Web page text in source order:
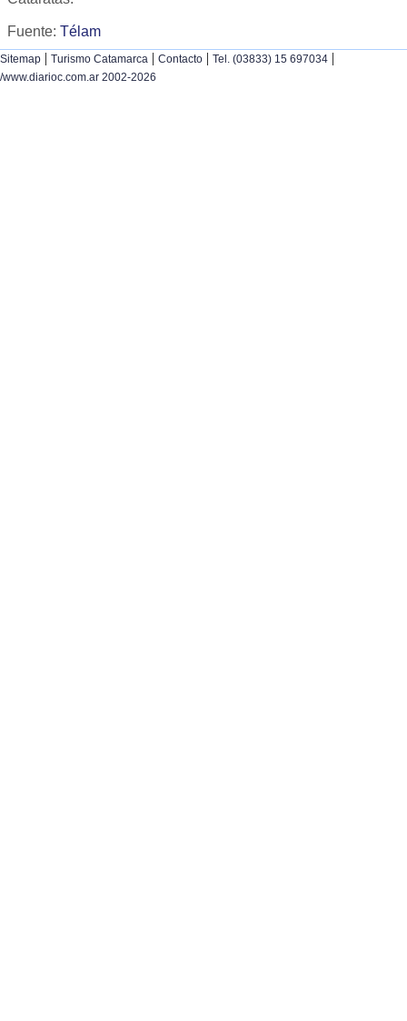
Fuente: Télam
Sitemap | Turismo Catamarca | Contacto | Tel. (03833) 15 697034 |
/www.diarioc.com.ar 2002-2026